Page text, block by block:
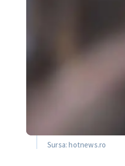
Sursa: hotnews.ro